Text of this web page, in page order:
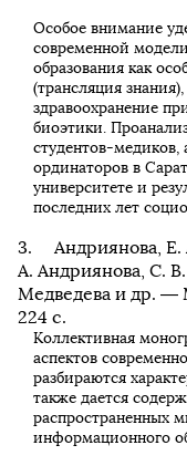
Особое внимание
современной
образования как
(трансляция
здравоохранение
биоэтики.
студентов-медиков,
ординаторов в
университете и
последних лет
Андриянова,
А. Андриянова, С.
Медведева и др. —
224 с.
Коллективная
аспектов
разбираются
также дается
распространенных
информационного